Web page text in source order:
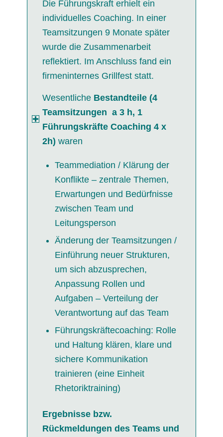
Die Führungskraft erhielt ein
individuelles Coaching. In einer
Teamsitzungen 9 Monate später
wurde die Zusammenarbeit
reflektiert. Im Anschluss fand ein
firmeninternes Grillfest statt.
Wesentliche Bestandteile (4
Teamsitzungen a 3 h, 1
Führungskräfte Coaching 4 x
2h) waren
Teammediation / Klärung der
Konflikte – zentrale Themen,
Erwartungen und Bedürfnisse
zwischen Team und
Leitungsperson
Änderung der Teamsitzungen /
Einführung neuer Strukturen,
um sich abzusprechen,
Anpassung Rollen und
Aufgaben – Verteilung der
Verantwortung auf das Team
Führungskräftecoaching: Rolle
und Haltung klären, klare und
sichere Kommunikation
trainieren (eine Einheit
Rhetoriktraining)
Ergebnisse bzw.
Rückmeldungen des Teams und